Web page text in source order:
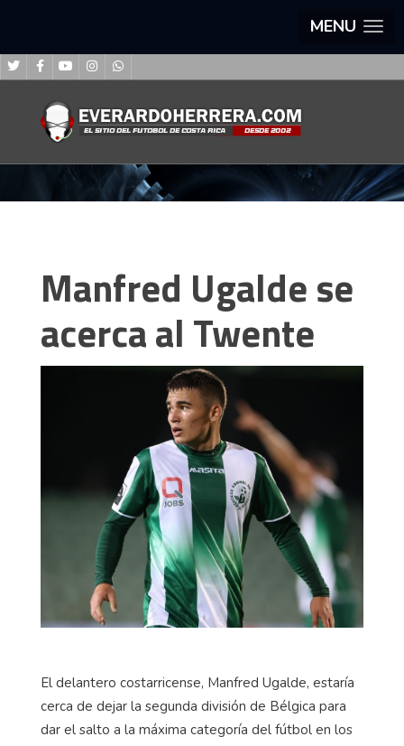
MENU
Manfred Ugalde se
acerca al Twente
El delantero costarricense, Manfred Ugalde, estaría
cerca de dejar la segunda división de Bélgica para
dar el salto a la máxima categoría del fútbol en los